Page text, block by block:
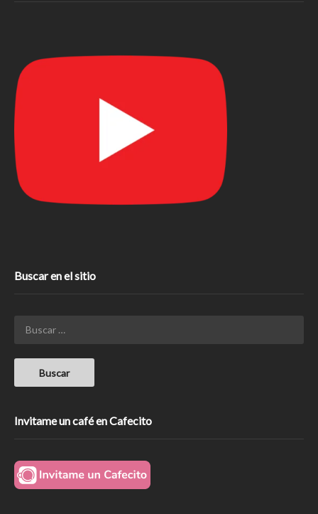
Buscar en el sitio
Invitame un café en Cafecito